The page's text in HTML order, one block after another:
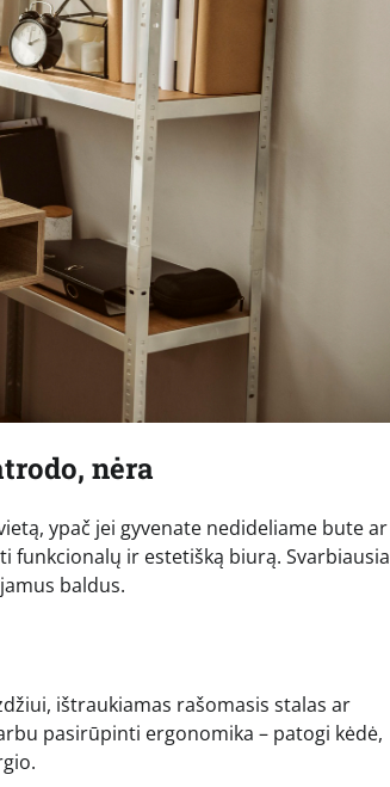
nėra
ypač jei gyvenate nedideliame bute ar
funkcionalų ir estetišką biurą. Svarbiausia
baldus.
ištraukiamas rašomasis stalas ar
pasirūpinti ergonomika – patogi kėdė,